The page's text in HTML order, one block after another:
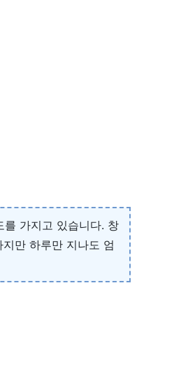
가지고 있습니다. 창
지만 하루만 지나도 엄